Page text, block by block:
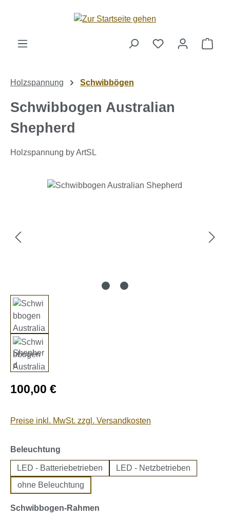
Zum Hauptinhalt springen
Holzspannung Schwibbögen
Schwibbogen Australian
Shepherd
Holzspannung by ArtSL
Bildergalerie überspringen
Regulärer Preis:
100,00 €
Preise inkl. MwSt. zzgl. Versandkosten
Beleuchtung
LED - Batteriebetrieben
LED - Netzbetrieben
ohne Beleuchtung
Schwibbogen-Rahmen